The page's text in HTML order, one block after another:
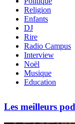
Religion
Enfants
DJ
Rire
Radio Campus
Interview
Noël
Musique
Education
Les meilleurs